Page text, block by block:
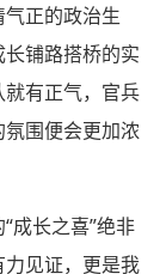
正的政治生
铺路搭桥的实
有正气，官兵
围便会更加浓
成长之喜”绝非
见证，更是我